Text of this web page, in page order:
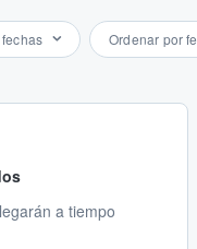
Ordenar por
a tiempo